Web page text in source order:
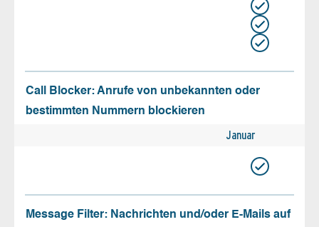
Call Blocker: Anrufe von unbekannten oder
bestimmten Nummern blockieren
Januar
Message Filter: Nachrichten und/oder E-Mails auf